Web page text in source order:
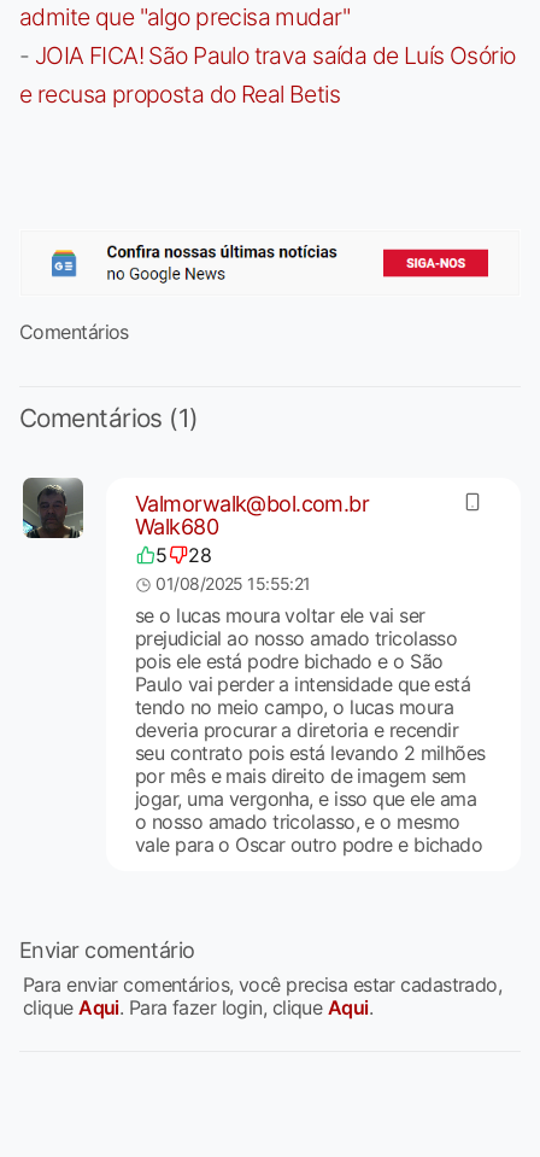
admite que "algo precisa mudar"
- JOIA FICA! São Paulo trava saída de Luís Osório
e recusa proposta do Real Betis
Comentários
Comentários (1)
Valmorwalk@bol.com.br
Walk680
5 28
01/08/2025 15:55:21
se o lucas moura voltar ele vai ser
prejudicial ao nosso amado tricolasso
pois ele está podre bichado e o São
Paulo vai perder a intensidade que está
tendo no meio campo, o lucas moura
deveria procurar a diretoria e recendir
seu contrato pois está levando 2 milhões
por mês e mais direito de imagem sem
jogar, uma vergonha, e isso que ele ama
o nosso amado tricolasso, e o mesmo
vale para o Oscar outro podre e bichado
Enviar comentário
Para enviar comentários, você precisa estar cadastrado,
cliqueAqui. Para fazer login, clique Aqui.